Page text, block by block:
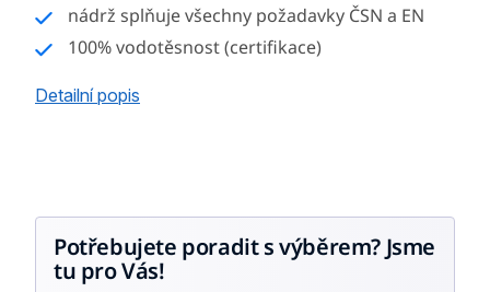
nádrž splňuje všechny požadavky ČSN a EN
100% vodotěsnost (certifikace)
Detailní popis
Potřebujete poradit s výběrem? Jsme
tu pro Vás!